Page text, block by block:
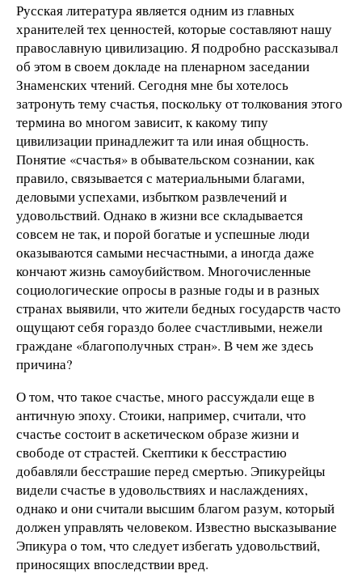
Русская литература является одним из главных
хранителей тех ценностей, которые составляют нашу
православную цивилизацию. Я подробно рассказывал
об этом в своем докладе на пленарном заседании
Знаменских чтений. Сегодня мне бы хотелось
затронуть тему счастья, поскольку от толкования этого
термина во многом зависит, к какому типу
цивилизации принадлежит та или иная общность.
Понятие «счастья» в обывательском сознании, как
правило, связывается с материальными благами,
деловыми успехами, избытком развлечений и
удовольствий. Однако в жизни все складывается
совсем не так, и порой богатые и успешные люди
оказываются самыми несчастными, а иногда даже
кончают жизнь самоубийством. Многочисленные
социологические опросы в разные годы и в разных
странах выявили, что жители бедных государств часто
ощущают себя гораздо более счастливыми, нежели
граждане «благополучных стран». В чем же здесь
причина?
О том, что такое счастье, много рассуждали еще в
античную эпоху. Стоики, например, считали, что
счастье состоит в аскетическом образе жизни и
свободе от страстей. Скептики к бесстрастию
добавляли бесстрашие перед смертью. Эпикурейцы
видели счастье в удовольствиях и наслаждениях,
однако и они считали высшим благом разум, который
должен управлять человеком. Известно высказывание
Эпикура о том, что следует избегать удовольствий,
приносящих впоследствии вред.